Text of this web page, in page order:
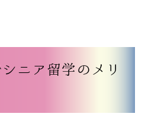
ニア留学のメリ